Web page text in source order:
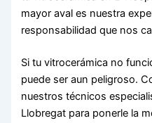
mayor aval es nuestra
responsabilidad que nos
Si tu vitrocerámica no
puede ser aun peligroso.
nuestros técnicos
Llobregat para ponerle la